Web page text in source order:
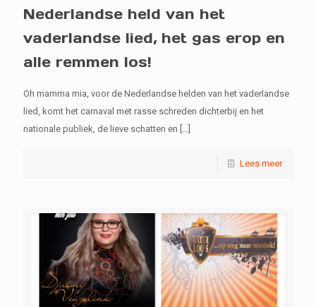
Nederlandse held van het
vaderlandse lied, het gas erop en
alle remmen los!
Oh mamma mia, voor de Nederlandse helden van het vaderlandse
lied, komt het carnaval met rasse schreden dichterbij en het
nationale publiek, de lieve schatten en […]
Lees meer